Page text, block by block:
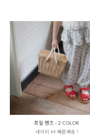
프릴 팬츠 - 2 COLOR
네이비 M 빠른배송 !